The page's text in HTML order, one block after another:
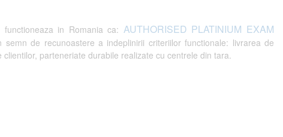
functioneaza in Romania ca: AUTHORISED PLATINIUM EXAM
de recunoastere a indeplinirii criteriilor functionale: livrarea de
parteneriate durabile realizate cu centrele din tara.